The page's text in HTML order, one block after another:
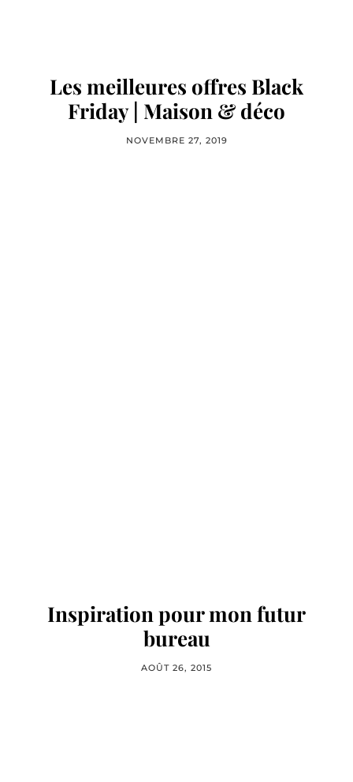
Les meilleures offres Black
Friday | Maison & déco
NOVEMBRE 27, 2019
Inspiration pour mon futur
bureau
AOÛT 26, 2015